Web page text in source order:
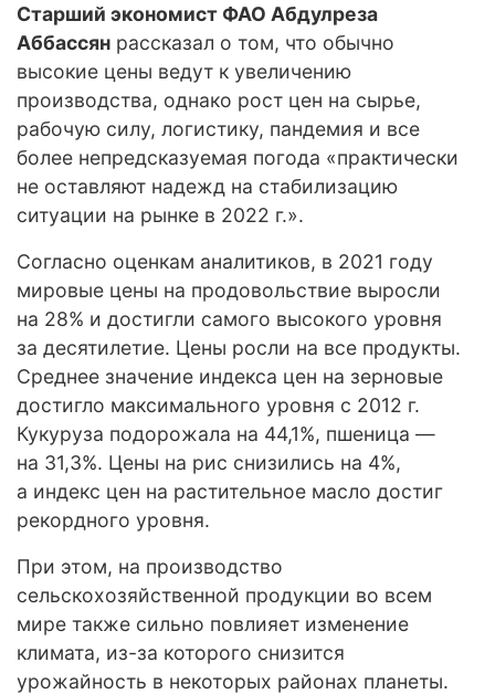
Старший экономист ФАО Абдулреза
Аббассян рассказал о том, что обычно
высокие цены ведут к увеличению
производства, однако рост цен на сырье,
рабочую силу, логистику, пандемия и все
более непредсказуемая погода «практически
не оставляют надежд на стабилизацию
ситуации на рынке в 2022 г.».
Согласно оценкам аналитиков, в 2021 году
мировые цены на продовольствие выросли
на 28% и достигли самого высокого уровня
за десятилетие. Цены росли на все продукты.
Среднее значение индекса цен на зерновые
достигло максимального уровня с 2012 г.
Кукуруза подорожала на 44,1%, пшеница —
на 31,3%. Цены на рис снизились на 4%,
а индекс цен на растительное масло достиг
рекордного уровня.
При этом, на производство
сельскохозяйственной продукции во всем
мире также сильно повлияет изменение
климата, из-за которого снизится
урожайность в некоторых районах планеты.